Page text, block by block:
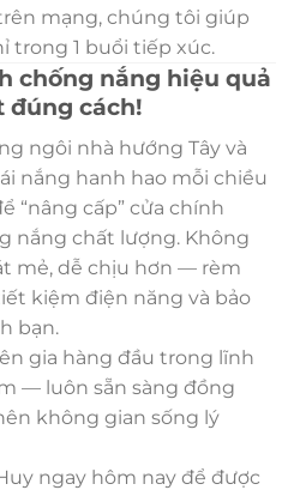
mạng, chúng tôi giúp
trong 1 buổi tiếp xúc.
chống nắng hiệu quả
đúng cách!
ngôi nhà hướng Tây và
nắng hanh hao mỗi chiều
“nâng cấp” cửa chính
nắng chất lượng. Không
mẻ, dễ chịu hơn — rèm
kiệm điện năng và bảo
bạn.
gia hàng đầu trong lĩnh
— luôn sẵn sàng đồng
không gian sống lý
ngay hôm nay để được